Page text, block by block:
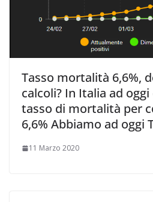
Tasso mortalità 6,6%,
calcoli? In Italia ad
tasso di mortalità per
6,6% Abbiamo ad oggi
11 Marzo 2020